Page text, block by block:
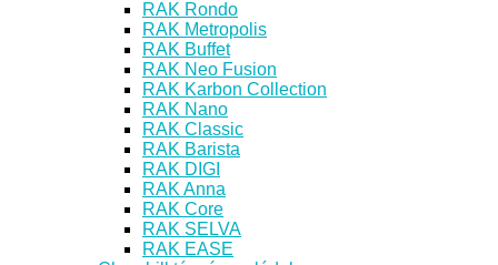
RAK Rondo
RAK Metropolis
RAK Buffet
RAK Neo Fusion
RAK Karbon Collection
RAK Nano
RAK Classic
RAK Barista
RAK DIGI
RAK Anna
RAK Core
RAK SELVA
RAK EASE